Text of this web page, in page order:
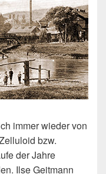
immer wieder von
bzw.
der Jahre
Ilse Geitmann